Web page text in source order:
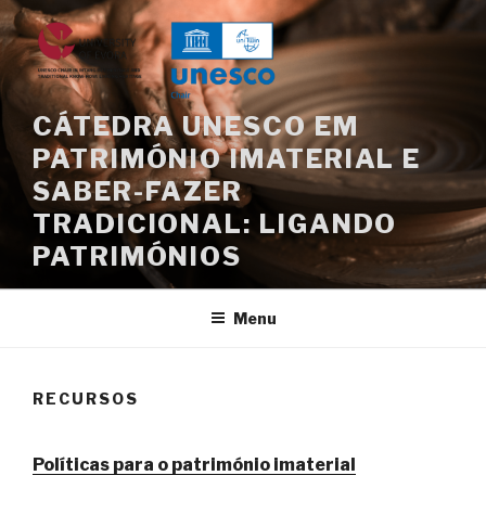
Saltar
para
conteúdo
CÁTEDRA UNESCO EM
PATRIMÓNIO IMATERIAL E
SABER-FAZER
TRADICIONAL: LIGANDO
PATRIMÓNIOS
Menu
RECURSOS
Políticas para o património imaterial